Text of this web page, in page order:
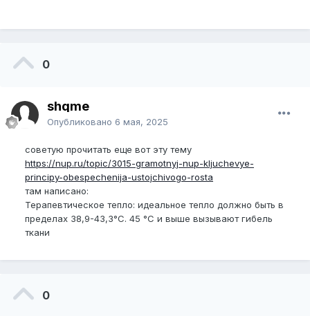
0
shqme
Опубликовано 6 мая, 2025
советую прочитать еще вот эту тему
https://nup.ru/topic/3015-gramotnyj-nup-kljuchevye-
principy-obespechenija-ustojchivogo-rosta
там написано:
Терапевтическое тепло: идеальное тепло должно быть в
пределах 38,9-43,3°C. 45 °C и выше вызывают гибель
ткани
0